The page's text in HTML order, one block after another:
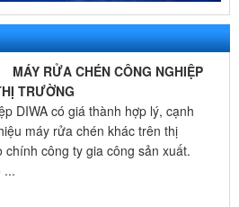
MÁY RỬA CHÉN CÔNG NGHIỆP
TRƯỜNG
DIWA có giá thành hợp lý, cạnh
máy rửa chén khác trên thị
công ty gia công sản xuất.
...